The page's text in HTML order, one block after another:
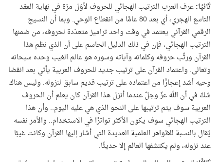
ثانيًا:عرف العرب الترتيب الهجائي للحروف لأوّل مرّة في نهاية العقد
التاسع الهجري، أي بعد 80 عامًا من انقطاع الوحي. وبما أن النسيج
الرقمي القرآني يعتمد في وقت واحد تراميز متعدّدة لحروفه، من ضمنها
الترتيب الهجائي، فإن في ذلك الدليل الحاسم على أن الذي نظم هذا
القرآن ورتَّب حروفه وكلماته وآياته وسوره هو عالم الغيب وحده سبحانه
وتعالى. واعتماد القرآن على ترتيب جديد للحروف العربية يأتي بعد انقضا
وحيه أشد إعجازًا من اعتماده على ترتيب قديم سابق لنزوله. وليس هناك
شكّ في أن الله عزّ وجلّ عندما أنزل هذا القرآن كان يعلم أن الحروف
العربية سوف يتم ترتيبها على النحو الذي هي عليه اليوم.. وأن هذا
الترتيب الهجائي سوف يكون الأكثر تواترًا في الاستخدام.. والأمر نفسه
يُقال بالنسبة للظواهر العلمية العديدة التي أشار إليها القرآن وكانت غيبًا
عند نزوله، ولم يكتشفها العالم إلا حديثًا.